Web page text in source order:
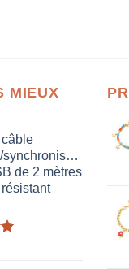
MIEUX
câble
de 2 mètres